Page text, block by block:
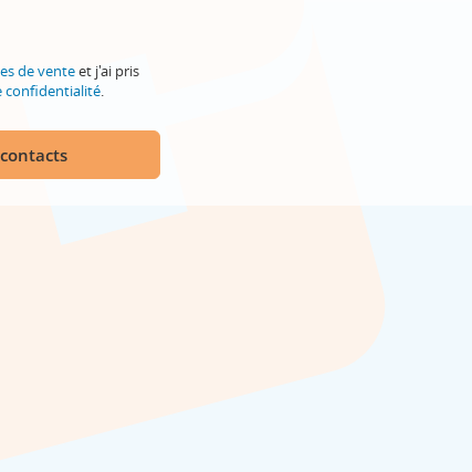
de venteet j'ai pris
confidentialité.